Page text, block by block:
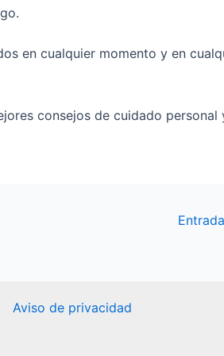
en cualquier momento y en
consejos de cuidado personal
Aviso de privacidad